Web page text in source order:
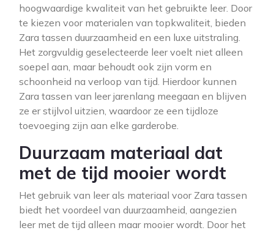
hoogwaardige kwaliteit van het gebruikte leer. Door
te kiezen voor materialen van topkwaliteit, bieden
Zara tassen duurzaamheid en een luxe uitstraling.
Het zorgvuldig geselecteerde leer voelt niet alleen
soepel aan, maar behoudt ook zijn vorm en
schoonheid na verloop van tijd. Hierdoor kunnen
Zara tassen van leer jarenlang meegaan en blijven
ze er stijlvol uitzien, waardoor ze een tijdloze
toevoeging zijn aan elke garderobe.
Duurzaam materiaal dat
met de tijd mooier wordt
Het gebruik van leer als materiaal voor Zara tassen
biedt het voordeel van duurzaamheid, aangezien
leer met de tijd alleen maar mooier wordt. Door het